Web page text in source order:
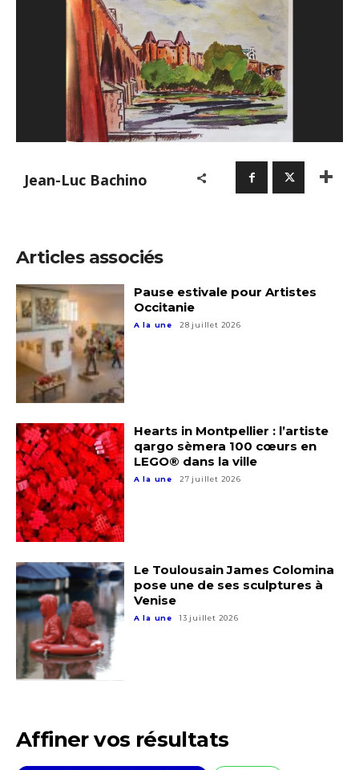
Jean-Luc Bachino
Articles associés
Pause estivale pour Artistes
Occitanie
A la une 28 juillet 2026
Hearts in Montpellier : l’artiste
qargo sèmera 100 cœurs en
LEGO® dans la ville
A la une 27 juillet 2026
Le Toulousain James Colomina
pose une de ses sculptures à
Venise
A la une 13 juillet 2026
Affiner vos résultats